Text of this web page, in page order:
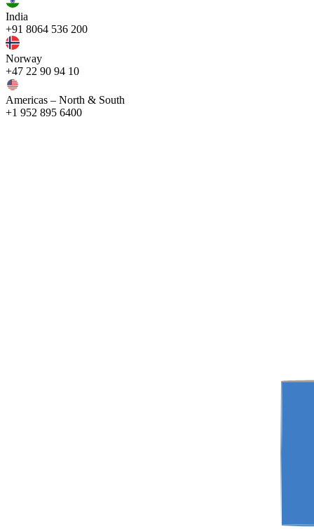
India
+91 8064 536 200
Norway
+47 22 90 94 10
Americas – North & South
+1 952 895 6400